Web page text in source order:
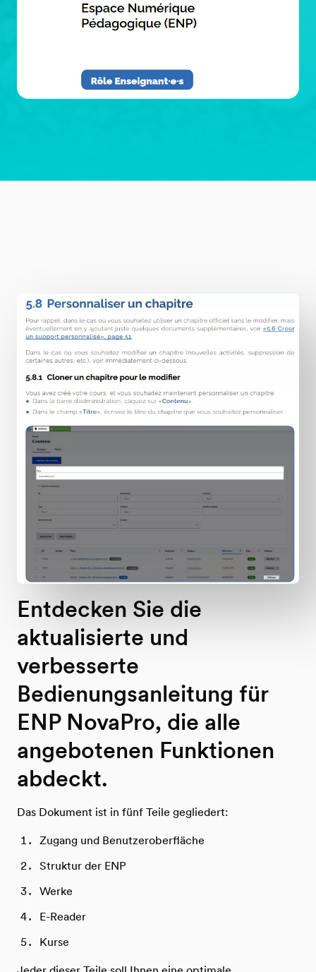
Entdecken Sie die
aktualisierte und
verbesserte
Bedienungsanleitung für
ENP NovaPro, die alle
angebotenen Funktionen
abdeckt.
Das Dokument ist in fünf Teile gegliedert:
Zugang und Benutzeroberfläche
Struktur der ENP
Werke
E-Reader
Kurse